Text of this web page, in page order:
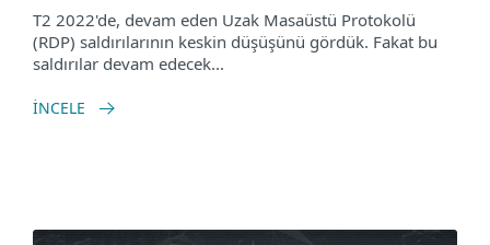
T2 2022'de, devam eden Uzak Masaüstü Protokolü
(RDP) saldırılarının keskin düşüşünü gördük. Fakat bu
saldırılar devam edecek...
İNCELE